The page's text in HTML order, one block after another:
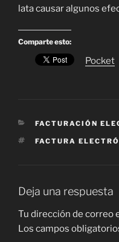
lata causar algunos
Comparte esto:
Pocket
CATEGORÍAS
FACTURACIÓN
ETIQUETAS
FACTURA
Deja una respuesta
Tu dirección de correo
Los campos